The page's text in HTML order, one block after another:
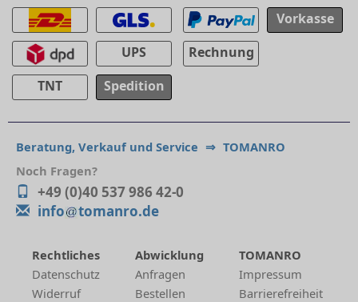
UPS
TNT
Spedition
Vorkasse
Rechnung
Beratung, Verkauf und Service ⇒ TOMANRO
Noch Fragen?
+49 (0)40 537 986 42-0
info
tomanro.de
Rechtliches
Datenschutz
Widerruf
Abwicklung
Anfragen
Bestellen
TOMANRO
Impressum
Barrierefreiheit